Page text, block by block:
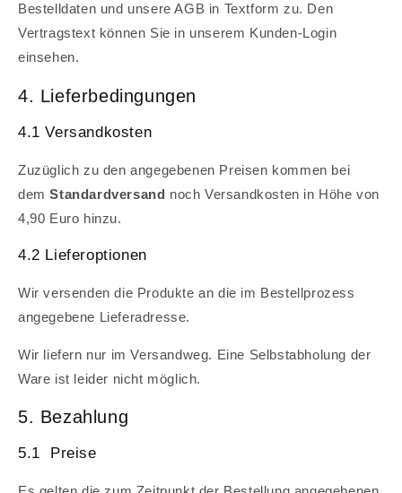
Bestelldaten und unsere AGB in Textform zu. Den
Vertragstext können Sie in unserem Kunden-Login
einsehen.
4. Lieferbedingungen
4.1 Versandkosten
Zuzüglich zu den angegebenen Preisen kommen bei
dem Standardversand noch Versandkosten in Höhe von
4,90 Euro hinzu.
4.2 Lieferoptionen
Wir versenden die Produkte an die im Bestellprozess
angegebene Lieferadresse.
Wir liefern nur im Versandweg. Eine Selbstabholung der
Ware ist leider nicht möglich.
5. Bezahlung
5.1 Preise